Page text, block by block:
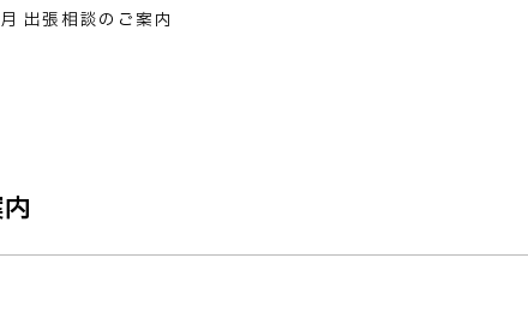
出張相談のご案内